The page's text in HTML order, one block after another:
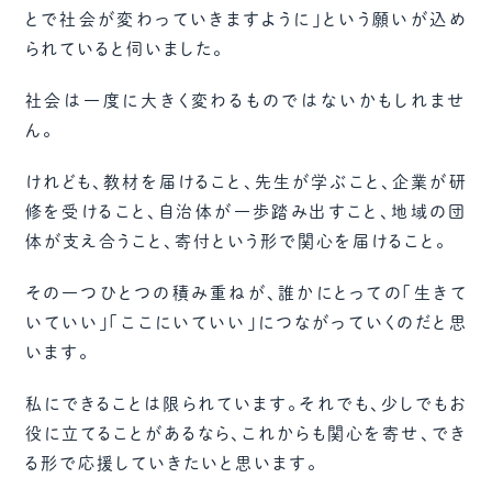
とで社会が変わっていきますように」という願いが込め
られていると伺いました。
社会は一度に大きく変わるものではないかもしれませ
ん。
けれども、教材を届けること、先生が学ぶこと、企業が研
修を受けること、自治体が一歩踏み出すこと、地域の団
体が支え合うこと、寄付という形で関心を届けること。
その一つひとつの積み重ねが、誰かにとっての「生きて
いていい」「ここにいていい」につながっていくのだと思
います。
私にできることは限られています。それでも、少しでもお
役に立てることがあるなら、これからも関心を寄せ、でき
る形で応援していきたいと思います。